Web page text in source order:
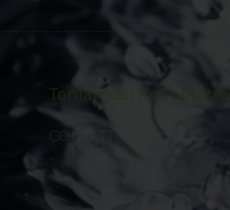
Teniamoci In Contatto
CONTATTI